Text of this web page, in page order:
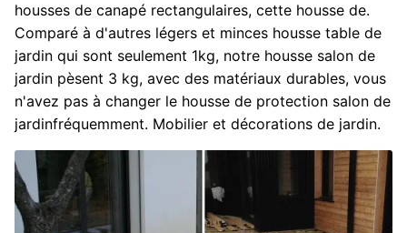
housses de canapé rectangulaires, cette housse de.
Comparé à d'autres légers et minces housse table de
jardin qui sont seulement 1kg, notre housse salon de
jardin pèsent 3 kg, avec des matériaux durables, vous
n'avez pas à changer le housse de protection salon de
jardinfréquemment. Mobilier et décorations de jardin.